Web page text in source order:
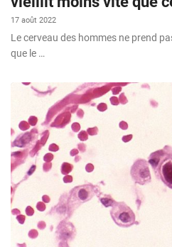
17 août 2022
Le cerveau des hommes ne prend
que le …